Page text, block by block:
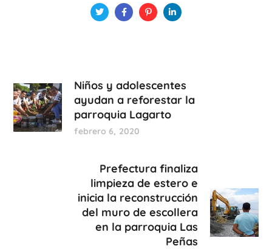
Niños y adolescentes
ayudan a reforestar la
parroquia Lagarto
febrero 6, 2020
Prefectura finaliza
limpieza de estero e
inicia la reconstrucción
del muro de escollera
en la parroquia Las
Peñas